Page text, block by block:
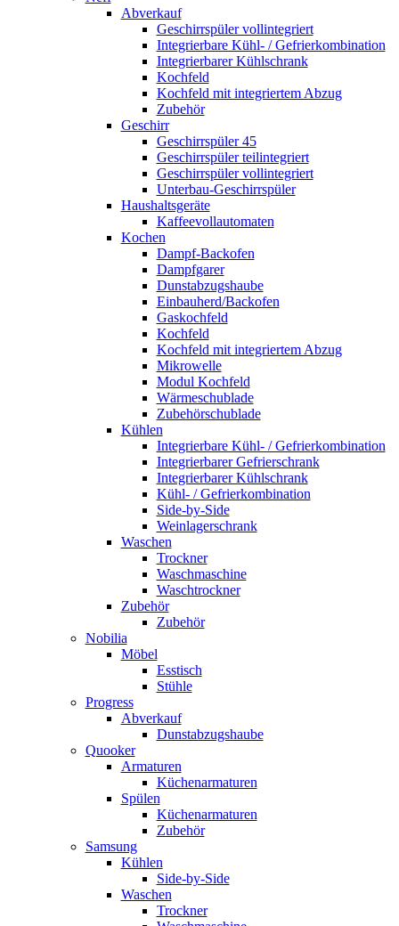
Abverkauf
Geschirrspüler vollintegriert
Integrierbare Kühl- / Gefrierkombination
Integrierbarer Kühlschrank
Kochfeld
Kochfeld mit integriertem Abzug
Zubehör
Geschirr
Geschirrspüler 45
Geschirrspüler teilintegriert
Geschirrspüler vollintegriert
Unterbau-Geschirrspüler
Haushaltsgeräte
Kaffeevollautomaten
Kochen
Dampf-Backofen
Dampfgarer
Dunstabzugshaube
Einbauherd/Backofen
Gaskochfeld
Kochfeld
Kochfeld mit integriertem Abzug
Mikrowelle
Modul Kochfeld
Wärmeschublade
Zubehörschublade
Kühlen
Integrierbare Kühl- / Gefrierkombination
Integrierbarer Gefrierschrank
Integrierbarer Kühlschrank
Kühl- / Gefrierkombination
Side-by-Side
Weinlagerschrank
Waschen
Trockner
Waschmaschine
Waschtrockner
Zubehör
Zubehör
Nobilia
Möbel
Esstisch
Stühle
Progress
Abverkauf
Dunstabzugshaube
Quooker
Armaturen
Küchenarmaturen
Spülen
Küchenarmaturen
Zubehör
Samsung
Kühlen
Side-by-Side
Waschen
Trockner